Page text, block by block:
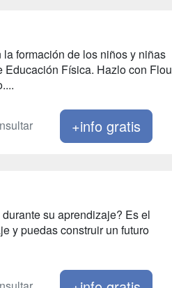
formación de los niños y niñas
Física. Hazlo con Flou
+info gratis
su aprendizaje? Es el
y puedas construir un futuro